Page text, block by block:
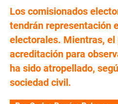
Los comisionados
tendrán representación
electorales. Mientras, el
acreditación para
ha sido atropellado,
sociedad civil.